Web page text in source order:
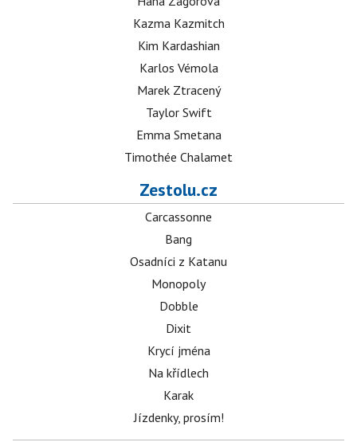
Kazma Kazmitch
Kim Kardashian
Karlos Vémola
Marek Ztracený
Taylor Swift
Emma Smetana
Timothée Chalamet
Zestolu.cz
Carcassonne
Bang
Osadníci z Katanu
Monopoly
Dobble
Dixit
Krycí jména
Na křídlech
Karak
Jízdenky, prosím!